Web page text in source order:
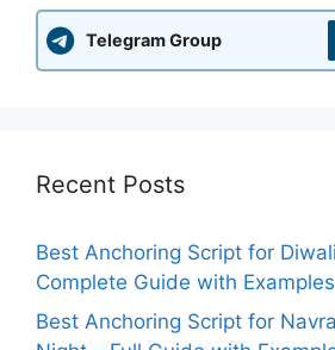
Telegram Group
Recent Posts
Best Anchoring Script for
Complete Guide with Examples
Best Anchoring Script for